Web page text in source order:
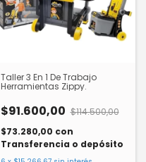
Taller 3 En 1 De Trabajo
Herramientas Zippy.
$91.600,00 $114.500,00
$73.280,00 con
Transferencia o depósito